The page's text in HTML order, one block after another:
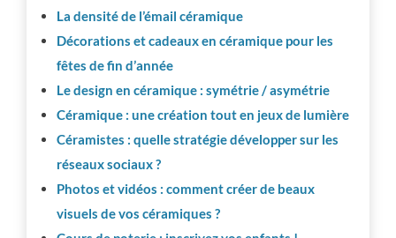
La densité de l’émail céramique
Décorations et cadeaux en céramique pour les
fêtes de fin d’année
Le design en céramique : symétrie / asymétrie
Céramique : une création tout en jeux de lumière
Céramistes : quelle stratégie développer sur les
réseaux sociaux ?
Photos et vidéos : comment créer de beaux
visuels de vos céramiques ?